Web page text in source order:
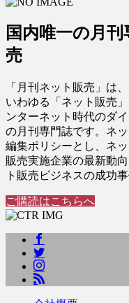
国内唯一の月
売
「月刊ネット販売」は
いわゆる「ネット販売
ンターネット時代のダ
の月刊専門誌です。ネ
編集ポリシーとし、ネ
販売実施企業の最新動
ト販売ビジネスの成功
ご購読はこちらへ